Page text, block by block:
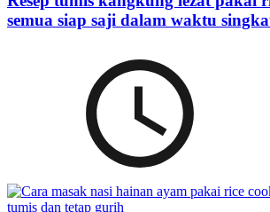
semua siap saji dalam waktu